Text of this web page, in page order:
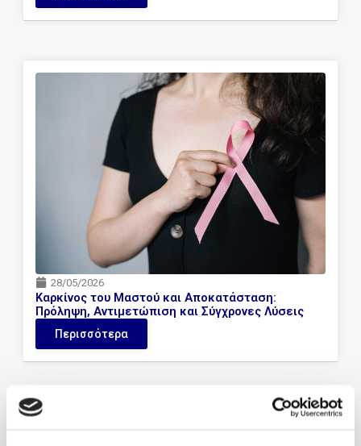
28/05/2026
Καρκίνος του Μαστού και Αποκατάσταση:
Πρόληψη, Αντιμετώπιση και Σύγχρονες Λύσεις
Περισσότερα